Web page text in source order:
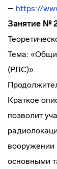
– https://
Занятие №
Тема:
(РЛС)».
Краткое
позволит
вооружении
основными